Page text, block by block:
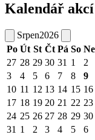
Kalendář akcí
Srpen2026
Po Út St Čt Pá So Ne
27 28 29 30 31 1
2
3
4 5 6 7 8
9
10 11 12 13 14 15 16
17 18 19 20 21 22 23
24 25 26 27 28 29 30
31 1 2 3 4 5 6